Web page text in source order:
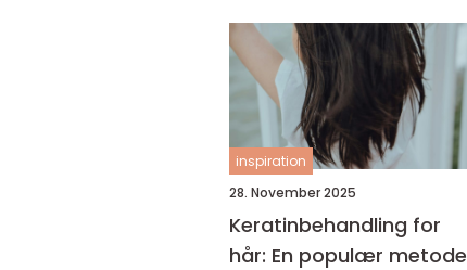
inspiration
28. November 2025
Keratinbehandling for
hår: En populær metode